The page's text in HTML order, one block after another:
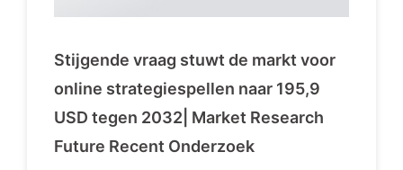
Stijgende vraag stuwt de markt voor
online strategiespellen naar 195,9
USD tegen 2032| Market Research
Future Recent Onderzoek